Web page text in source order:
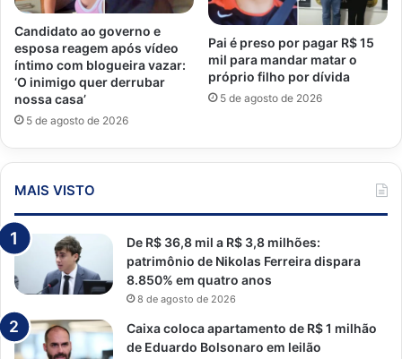
Candidato ao governo e
esposa reagem após vídeo
íntimo com blogueira vazar:
‘O inimigo quer derrubar
nossa casa’
5 de agosto de 2026
Pai é preso por pagar R$ 15
mil para mandar matar o
próprio filho por dívida
5 de agosto de 2026
MAIS VISTO
De R$ 36,8 mil a R$ 3,8 milhões:
patrimônio de Nikolas Ferreira dispara
8.850% em quatro anos
8 de agosto de 2026
Caixa coloca apartamento de R$ 1 milhão
de Eduardo Bolsonaro em leilão